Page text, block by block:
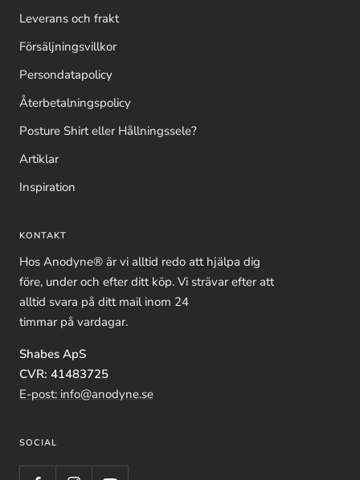
Leverans och frakt
Försäljningsvillkor
Persondatapolicy
Återbetalningspolicy
Posture Shirt eller Hållningssele?
Artiklar
Inspiration
KONTAKT
Hos Anodyne® är vi alltid redo att hjälpa dig
före, under och efter ditt köp. Vi strävar efter att
alltid svara på ditt mail inom 24
timmar på vardagar.
Shabes ApS
CVR: 41483725
E-post: info@anodyne.se
SOCIAL